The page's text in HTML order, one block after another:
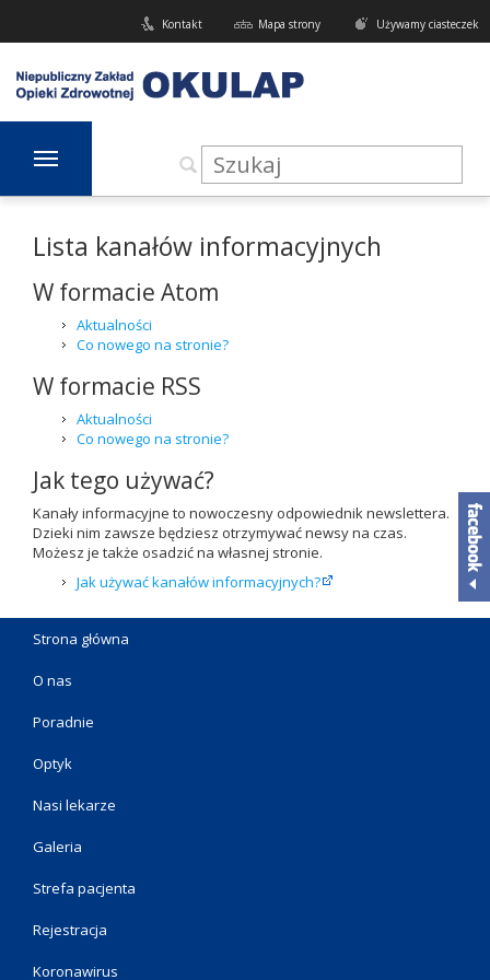
Używamy ciasteczek
Mapa strony
Kontakt
Lista kanałów informacyjnych
W formacie Atom
Aktualności
Co nowego na stronie?
W formacie RSS
Aktualności
Co nowego na stronie?
Jak tego używać?
Kanały informacyjne to nowoczesny odpowiednik newslettera.
Dzieki nim zawsze będziesz otrzymywać newsy na czas.
Możesz je także osadzić na własnej stronie.
Jak używać kanałów informacyjnych?
Strona główna
O nas
Poradnie
Optyk
Nasi lekarze
Galeria
Strefa pacjenta
Rejestracja
Koronawirus